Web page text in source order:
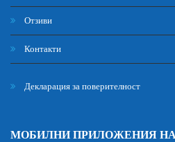
Отзиви
Контакти
Декларация за поверителност
МОБИЛНИ ПРИЛОЖЕНИЯ